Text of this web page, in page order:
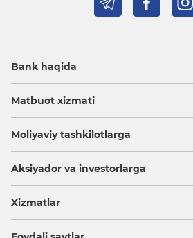
Bank haqida
Matbuot xizmati
Moliyaviy tashkilotlarga
Aksiyador va investorlarga
Xizmatlar